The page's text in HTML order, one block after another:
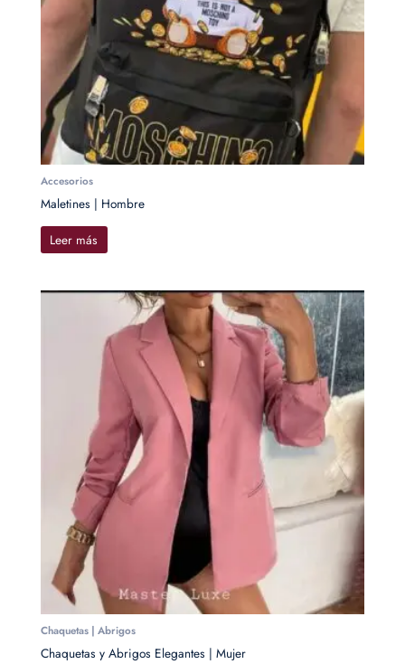
Accesorios
Maletines | Hombre
Leer más
Chaquetas | Abrigos
Chaquetas y Abrigos Elegantes | Mujer